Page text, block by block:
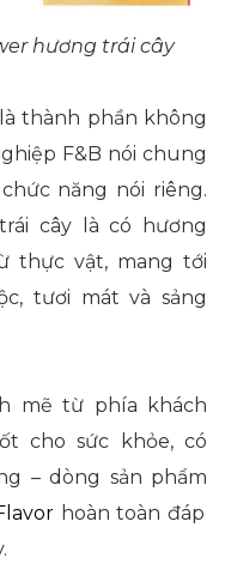
hương trái cây
thành phần không
F&B nói chung
năng nói riêng.
cây là có hương
thực vật, mang tới
tươi mát và sảng
mẽ từ phía khách
cho sức khỏe, có
– dòng sản phẩm
hoàn toàn đáp